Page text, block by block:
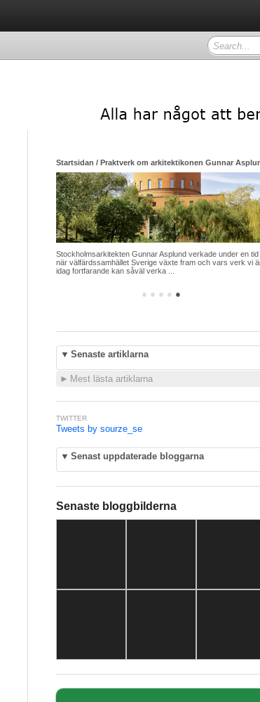
● ● ● ● ●
Startsidan / Praktverk om arkitektikonen Gunnar
Stockholmsarkitekten Gunnar Asplund verkade under en tid
när välfärdssamhället Sverige växte fram och vars verk vi
idag fortfarande kan såväl verka ...
▼ Senaste artiklarna
► Mest lästa artiklarna
TWITTER
Tweets by sourze_se
▼ Senast uppdaterade bloggarna
Senaste bloggbilderna